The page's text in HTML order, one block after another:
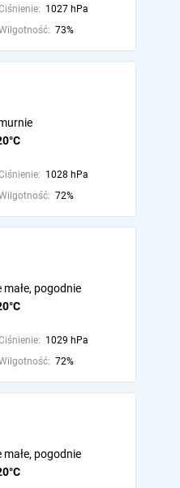
1027 hPa
73%
1028 hPa
72%
pogodnie
1029 hPa
72%
pogodnie